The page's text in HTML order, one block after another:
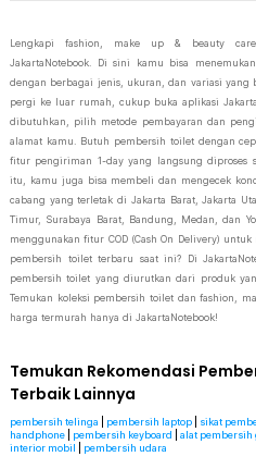
Lengkapi fashion, make up & beauty
JakartaNotebook. Di sini kamu bisa
dengan berbagai jenis, ukuran, dan variasi yang
pergi ke luar rumah, cukup buka aplikasi
dibutuhkan, pilih metode pembayaran dan
alamat kamu. Butuh pembersih toilet dengan
fitur pengiriman 1-day yang langsung diproses
itu, kamu juga bisa membeli dan mengecek
cabang yang terletak di Jakarta Barat, Jakarta
Timur, Surabaya Barat, Bandung, Medan, dan
menggunakan fitur COD (Cash On Delivery)
pembersih toilet terbaru saat ini? Di
pembersih toilet yang diurutkan dari produk
Temukan koleksi pembersih toilet dan fashion,
harga termurah hanya di JakartaNotebook!
Temukan Rekomendasi
Terbaik Lainnya
pembersih telinga pembersih laptop sikat
handphone
pembersih keyboard alat pembersih
interior mobil
pembersih udara